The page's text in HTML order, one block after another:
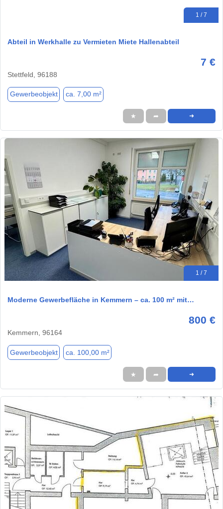
1 / 7
Abteil in Werkhalle zu Vermieten Miete Hallenabteil
7 €
Stettfeld, 96188
Gewerbeobjekt ca. 7,00 m²
★ ➦ ➜
1 / 7
Moderne Gewerbefläche in Kemmern – ca. 100 m² mit…
800 €
Kemmern, 96164
Gewerbeobjekt ca. 100,00 m²
★ ➦ ➜